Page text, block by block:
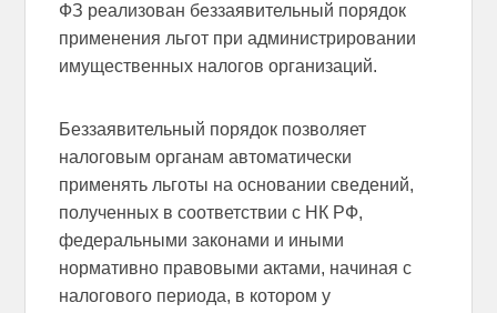
ФЗ реализован беззаявительный порядок
применения льгот при администрировании
имущественных налогов организаций.
Беззаявительный порядок позволяет
налоговым органам автоматически
применять льготы на основании сведений,
полученных в соответствии с НК РФ,
федеральными законами и иными
нормативно правовыми актами, начиная с
налогового периода, в котором у